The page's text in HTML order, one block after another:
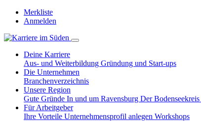
Merkliste
Anmelden
Deine Karriere
Aus- und Weiterbildung Gründung und Start-ups
Die Unternehmen
Branchenverzeichnis
Unsere Region
Gute Gründe In und um Ravensburg Der Bodenseekreis
Für Arbeitgeber
Ihre Vorteile Unternehmensprofil anlegen Workshops